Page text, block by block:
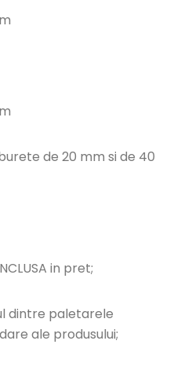
de 20 mm si de 40
in pret;
dintre paletarele
ale produsului;